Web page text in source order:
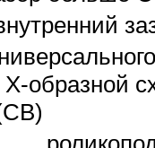
образной